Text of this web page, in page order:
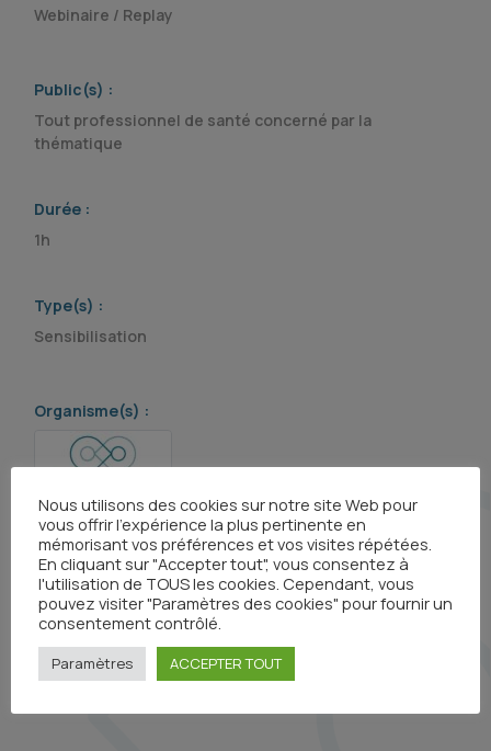
Webinaire / Replay
Public(s) :
Tout professionnel de santé concerné par la
thématique
Durée :
1h
Type(s) :
Sensibilisation
Organisme(s) :
Visionner le replay
Nous utilisons des cookies sur notre site Web pour
vous offrir l'expérience la plus pertinente en
mémorisant vos préférences et vos visites répétées.
En cliquant sur "Accepter tout", vous consentez à
l'utilisation de TOUS les cookies. Cependant, vous
pouvez visiter "Paramètres des cookies" pour fournir un
consentement contrôlé.
Paramètres ACCEPTER TOUT